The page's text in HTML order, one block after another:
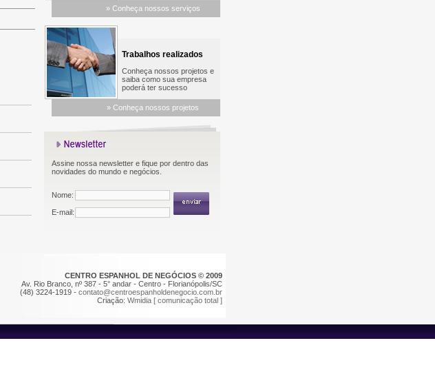
» Conheça nossos serviços
Trabalhos realizados
Conheça nossos projetos e
saiba como sua empresa
poderá ter sucesso
» Conheça nossos projetos
Assine nossa newsletter e fique por dentro das
novidades do mundo e negócios.
Nome:
E-mail:
CENTRO ESPANHOL DE NEGÓCIOS © 2009
Av. Rio Branco, nº 387 - 5° andar - Centro - Florianópolis/SC
(48) 3224-1919 - contato@centroespanholdenegocio.com.br
Criação: Wmidia [ comunicação total ]